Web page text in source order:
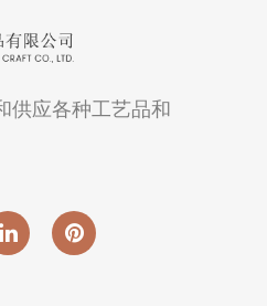
供应各种工艺品和